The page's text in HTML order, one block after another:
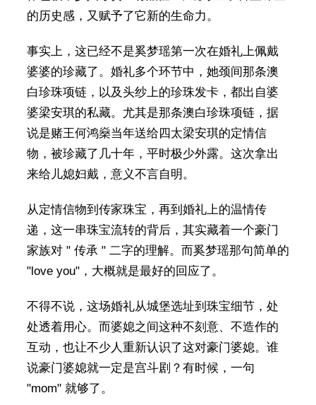
的历史感，又赋予了它新的生命力。
事实上，这已经不是奚梦瑶第一次在婚礼上佩戴
婆婆的珍藏了。婚礼多个环节中，她颈间那条澳
白珍珠项链，以及头纱上的珍珠发卡，都出自婆
婆梁安琪的私藏。尤其是那条澳白珍珠项链，据
说是赌王何鸿燊当年送给四太梁安琪的定情信
物，被珍藏了几十年，平时极少外露。这次拿出
来给儿媳妇戴，意义不言自明。
从定情信物到传家珠宝，再到婚礼上的温情传
递，这一串珠宝流转的背后，其实藏着一个豪门
家族对 " 传承 " 二字的理解。而奚梦瑶那句简单的
"love you"，大概就是最好的回应了。
不得不说，这场婚礼从城堡选址到珠宝细节，处
处透着用心。而婆媳之间这种不刻意、不造作的
互动，也让不少人重新认识了这对豪门婆媳。谁
说豪门婆媳就一定是宫斗剧？有时候，一句
"mom" 就够了。